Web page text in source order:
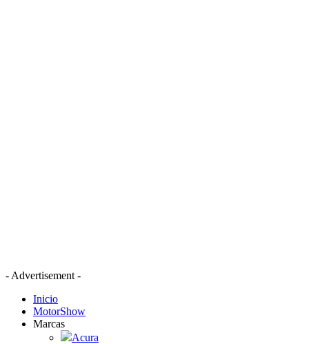
- Advertisement -
Inicio
MotorShow
Marcas
Acura